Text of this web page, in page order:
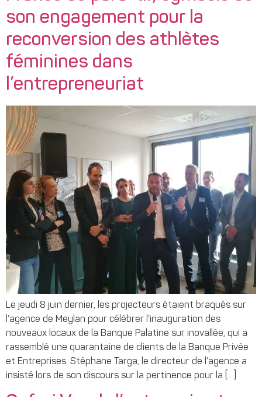
son engagement pour la
reconversion des athlètes
féminines dans
l’entrepreneuriat
Le jeudi 8 juin dernier, les projecteurs étaient braqués sur
l’agence de Meylan pour célébrer l’inauguration des
nouveaux locaux de la Banque Palatine sur inovallée, qui a
rassemblé une quarantaine de clients de la Banque Privée
et Entreprises. Stéphane Targa, le directeur de l’agence a
insisté lors de son discours sur la pertinence pour la […]